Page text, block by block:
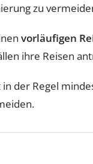
zu
vorläufigen
ihre Reisen
der Regel